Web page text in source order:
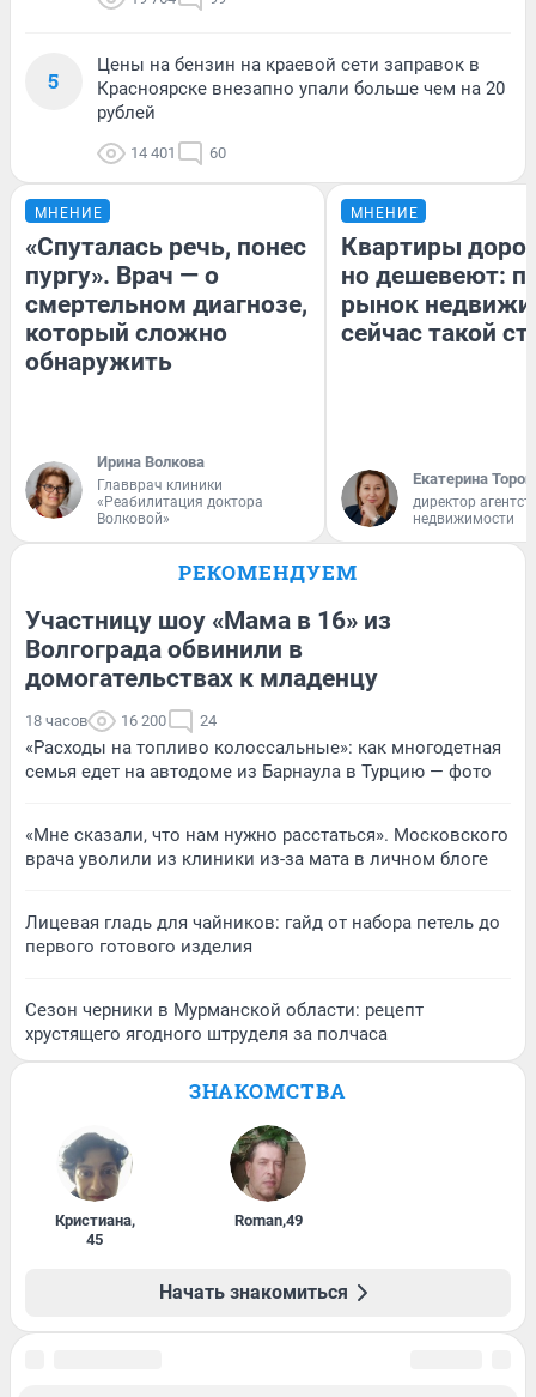
5
Цены на бензин на краевой сети заправок в
Красноярске внезапно упали больше чем на 20
рублей
14 401 60
МНЕНИЕ
«Спуталась речь, понес
пургу». Врач — о
смертельном диагнозе,
который сложно
обнаружить
Ирина Волкова
Главврач клиники
«Реабилитация доктора
Волковой»
МНЕНИЕ
Квартиры
но дешевеют:
рынок
сейчас такой
Екатерина
директор
недвижимости
РЕКОМЕНДУЕМ
Участницу шоу «Мама в 16» из
Волгограда обвинили в
домогательствах к младенцу
18 часов 16 200 24
«Расходы на топливо колоссальные»: как многодетная
семья едет на автодоме из Барнаула в Турцию — фото
«Мне сказали, что нам нужно расстаться». Московского
врача уволили из клиники из-за мата в личном блоге
Лицевая гладь для чайников: гайд от набора петель до
первого готового изделия
Сезон черники в Мурманской области: рецепт
хрустящего ягодного штруделя за полчаса
ЗНАКОМСТВА
Кристиана,
45
Roman,49
Начать знакомиться